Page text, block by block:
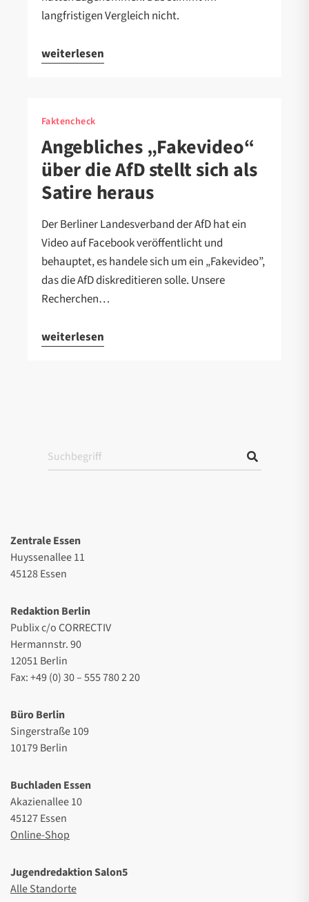
langfristigen Vergleich nicht.
weiterlesen
Faktencheck
Angebliches „Fakevideo“
über die AfD stellt sich als
Satire heraus
Der Berliner Landesverband der AfD hat ein
Video auf Facebook veröffentlicht und
behauptet, es handele sich um ein „Fakevideo”,
das die AfD diskreditieren solle. Unsere
Recherchen…
weiterlesen
Zentrale Essen
Huyssenallee 11
45128 Essen
Redaktion Berlin
Publix c/o CORRECTIV
Hermannstr. 90
12051 Berlin
Fax: +49 (0) 30 – 555 780 2 20
Büro Berlin
Singerstraße 109
10179 Berlin
Buchladen Essen
Akazienallee 10
45127 Essen
Online-Shop
Jugendredaktion Salon5
Alle Standorte